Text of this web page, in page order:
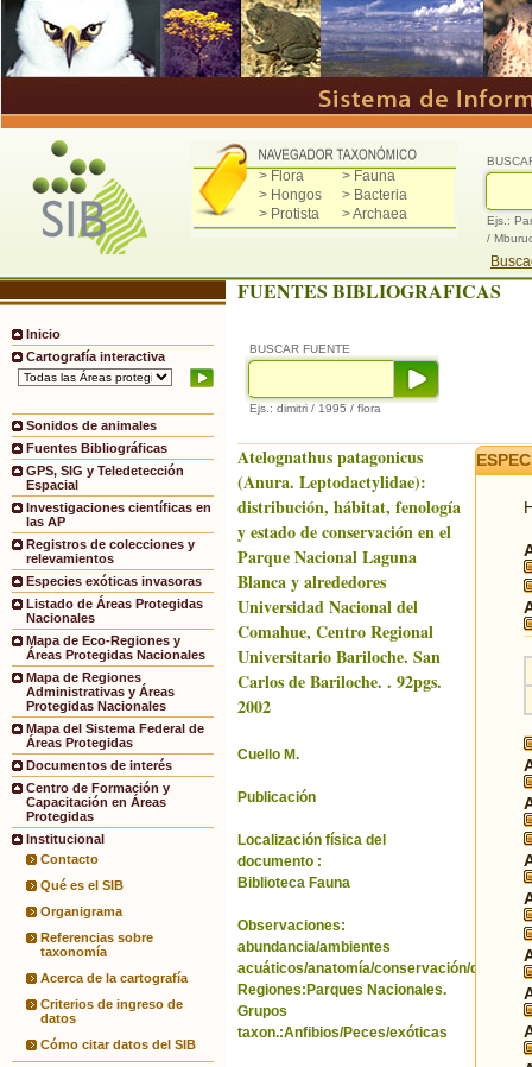
> Flora
> Fauna
> Hongos
> Bacteria
> Protista
> Archaea
Ejs.:
/
Inicio
Cartografía interactiva
Sonidos de animales
Fuentes Bibliográficas
GPS, SIG y Teledetección
Espacial
Investigaciones científicas en
las AP
Registros de colecciones y
relevamientos
Especies exóticas invasoras
Listado de Áreas Protegidas
Nacionales
Mapa de Eco-Regiones y
Áreas Protegidas Nacionales
Mapa de Regiones
Administrativas y Áreas
Protegidas Nacionales
Mapa del Sistema Federal de
Áreas Protegidas
Documentos de interés
Centro de Formación y
Capacitación en Áreas
Protegidas
Institucional
Contacto
Qué es el SIB
Organigrama
Referencias sobre
taxonomía
Acerca de la cartografía
Criterios de ingreso de
datos
Cómo citar datos del SIB
FUENTES BIBLIOGRAFICAS
BUSCAR FUENTE
Ejs.: dimitri / 1995 / flora
Atelognathus patagonicus
(Anura. Leptodactylidae):
distribución, hábitat, fenología
y estado de conservación en el
Parque Nacional Laguna
Blanca y alrededores
Universidad Nacional del
Comahue, Centro Regional
Universitario Bariloche. San
Carlos de Bariloche. . 92pgs.
2002
Cuello M.
Publicación
Localización física del
documento :
Biblioteca Fauna
Observaciones:
abundancia/ambientes
acuáticos/anatomía/conservación/
Regiones:Parques Nacionales.
Grupos
taxon.:Anfibios/Peces/exóticas